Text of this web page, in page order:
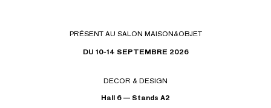
PRÉSENT AU SALON MAISON&OBJET
DU 10-14 SEPTEMBRE 2026
DECOR & DESIGN
Hall 6 — Stands A2